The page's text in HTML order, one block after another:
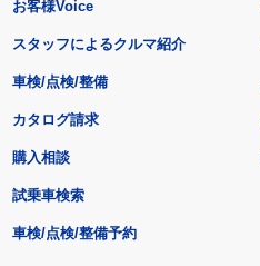
お客様Voice
スタッフによるクルマ紹介
車検/点検/整備
カタログ請求
購入相談
試乗車検索
車検/点検/整備予約